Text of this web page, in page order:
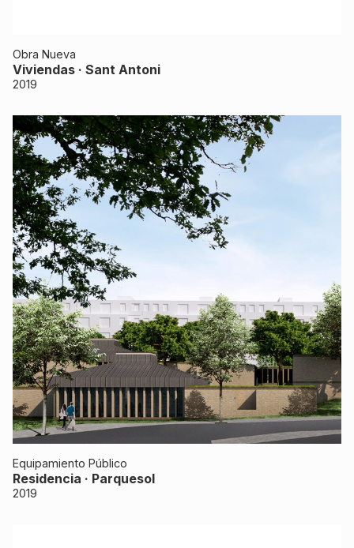
Obra Nueva
Viviendas · Sant Antoni
2019
Equipamiento Público
Residencia · Parquesol
2019